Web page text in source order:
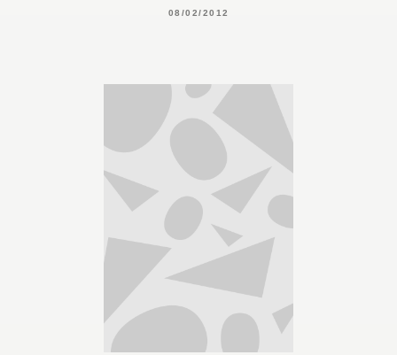
08/02/2012